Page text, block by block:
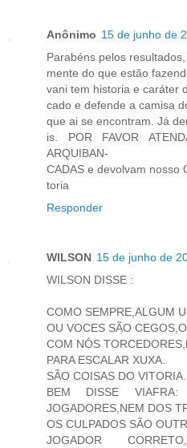
Anônimo 15 de junho de
Parabéns pelos
mente do que estão
vani tem historia e caráter
cado e defende a camisa
que ai se encontram. Já
is. POR FAVOR
ARQUIBAN-
CADAS e devolvam nosso
toria
Responder
WILSON 15 de junho de
WILSON DISSE :
COMO SEMPRE,ALGUM
OU VOCES SÃO
COM NÓS
PARA ESCALAR XUXA.
SÃO COISAS DO VITORIA.
BEM DISSE
JOGADORES,NEM DOS
OS CULPADOS SÃO
JOGADOR